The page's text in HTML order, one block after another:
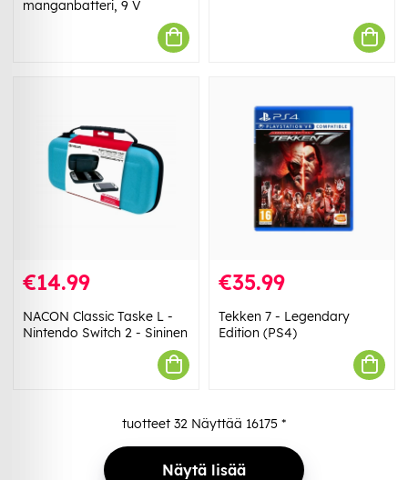
manganbatteri, 9 V
€14.99
NACON Classic Taske L -
Nintendo Switch 2 - Sininen
€35.99
Tekken 7 - Legendary
Edition (PS4)
tuotteet 32 Näyttää 16175 *
Näytä lisää